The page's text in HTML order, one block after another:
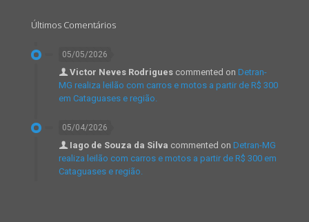
Últimos Comentários
05/05/2026
Victor Neves Rodrigues commented on Detran-
MG realiza leilão com carros e motos a partir de R$ 300
em Cataguases e região.
05/04/2026
Iago de Souza da Silva commented on Detran-MG
realiza leilão com carros e motos a partir de R$ 300 em
Cataguases e região.